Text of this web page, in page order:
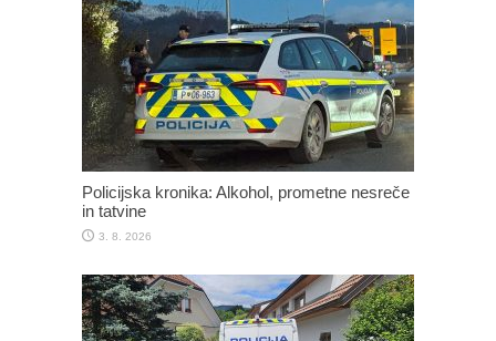
Policijska kronika: Alkohol, prometne nesreče
in tatvine
3. 8. 2026